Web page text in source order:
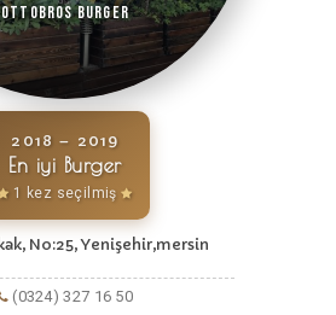
Ottobros Burger
2018 – 2019
En iyi Burger
1 kez seçilmiş
1405. Sokak, No:25, Yenişehir,mersin
(0324) 327 16 50